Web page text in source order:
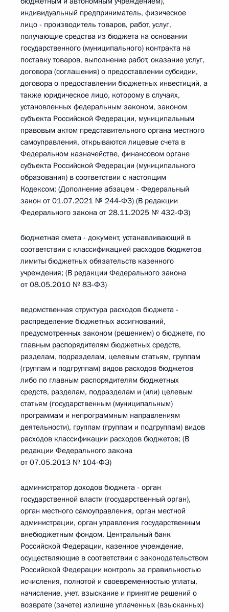
индивидуальный предприниматель, физическое
лицо - производитель товаров, работ, услуг,
получающие средства из бюджета на основании
государственного (муниципального) контракта на
поставку товаров, выполнение работ, оказание услуг,
договора (соглашения) о предоставлении субсидии,
договора о предоставлении бюджетных инвестиций, а
также юридическое лицо, которому в случаях,
установленных федеральным законом, законом
субъекта Российской Федерации, муниципальным
правовым актом представительного органа местного
самоуправления, открываются лицевые счета в
Федеральном казначействе, финансовом органе
субъекта Российской Федерации (муниципального
образования) в соответствии с настоящим
Кодексом; (Дополнение абзацем - Федеральный
закон от 01.07.2021 № 244-ФЗ) (В редакции
Федерального закона от 28.11.2025 № 432-ФЗ)
бюджетная смета - документ, устанавливающий в
соответствии с классификацией расходов бюджетов
лимиты бюджетных обязательств казенного
учреждения; (В редакции Федерального закона
от 08.05.2010 № 83-ФЗ)
ведомственная структура расходов бюджета -
распределение бюджетных ассигнований,
предусмотренных законом (решением) о бюджете, по
главным распорядителям бюджетных средств,
разделам, подразделам, целевым статьям, группам
(группам и подгруппам) видов расходов бюджетов
либо по главным распорядителям бюджетных
средств, разделам, подразделам и (или) целевым
статьям (государственным (муниципальным)
программам и непрограммным направлениям
деятельности), группам (группам и подгруппам) видов
расходов классификации расходов бюджетов; (В
редакции Федерального закона
от 07.05.2013 № 104-ФЗ)
администратор доходов бюджета - орган
государственной власти (государственный орган),
орган местного самоуправления, орган местной
администрации, орган управления государственным
внебюджетным фондом, Центральный банк
Российской Федерации, казенное учреждение,
осуществляющие в соответствии с законодательством
Российской Федерации контроль за правильностью
исчисления, полнотой и своевременностью уплаты,
начисление, учет, взыскание и принятие решений о
возврате (зачете) излишне уплаченных (взысканных)